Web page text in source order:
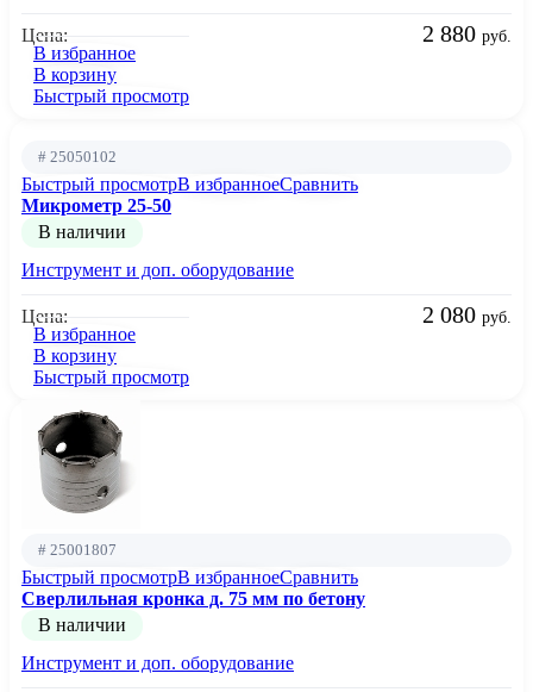
Цена: 2 880 руб.
В избранное
В корзину
Быстрый просмотр
# 25050102
Быстрый просмотрВ избранноеСравнить
Микрометр 25-50
В наличии
Инструмент и доп. оборудование
Цена: 2 080 руб.
В избранное
В корзину
Быстрый просмотр
# 25001807
Быстрый просмотрВ избранноеСравнить
Сверлильная кронка д. 75 мм по бетону
В наличии
Инструмент и доп. оборудование